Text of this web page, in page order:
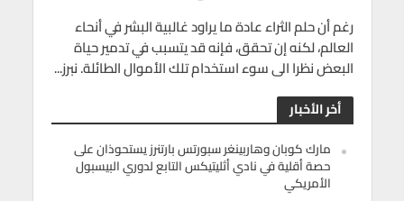
رغم أن حلم الثراء عادة ما يراود غالبية البشر في أنحاء
العالم، لكنه إن تحقق، فإنه قد يتسبب في تدمير حياة
البعض نظرا الى سوء استخدام تلك الأموال الطائلة. نبرز...
أخر الأخبار
مارك كوبان وهاربينغر سبورتس بارتنرز يستحوذان على
حصة أقلية في نادي أثليتيكس التابع لدوري البيسبول
الأمريكي